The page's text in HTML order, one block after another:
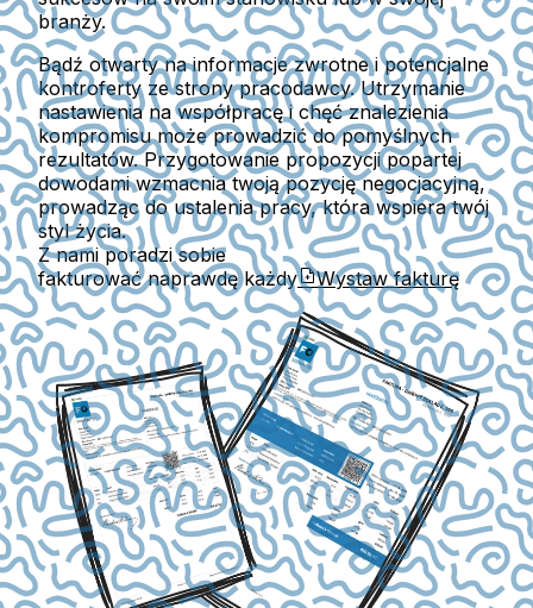
branży.
Bądź otwarty na informacje zwrotne i potencjalne
kontroferty ze strony pracodawcy. Utrzymanie
nastawienia na współpracę i chęć znalezienia
kompromisu może prowadzić do pomyślnych
rezultatów. Przygotowanie propozycji popartej
dowodami wzmacnia twoją pozycję negocjacyjną,
prowadząc do ustalenia pracy, która wspiera twój
styl życia.
Z nami poradzi sobie
fakturować naprawdę każdy
Wystaw fakturę